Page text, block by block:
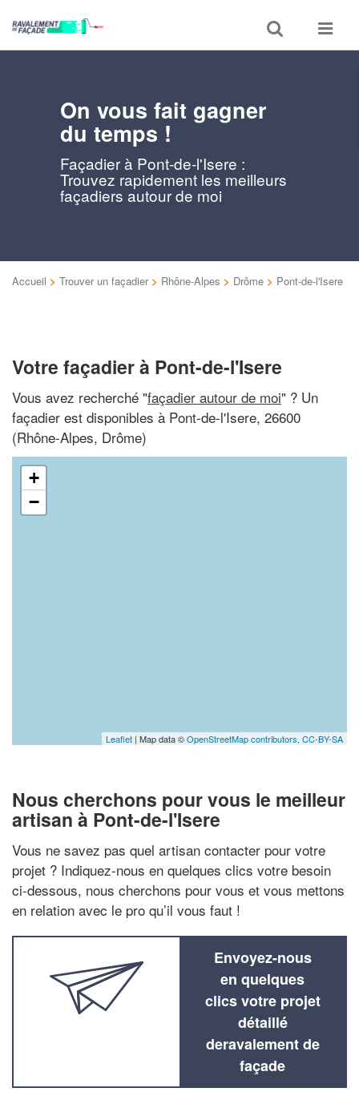
Toggle
search
Toggle
On vous fait gagner
du temps !
Façadier à Pont-de-l'Isere :
Trouvez rapidement les meilleurs
façadiers autour de moi
Accueil > Trouver un façadier > Rhône-Alpes > Drôme > Pont-de-l'Isere
Votre façadier à Pont-de-l'Isere
Vous avez recherché "façadier autour de moi" ? Un
façadier est disponibles à Pont-de-l'Isere, 26600
(Rhône-Alpes, Drôme)
+
−
Leaflet | Map data ©OpenStreetMap contributors, CC-BY-SA
Nous cherchons pour vous le meilleur
artisan à Pont-de-l'Isere
Vous ne savez pas quel artisan contacter pour votre
projet ? Indiquez-nous en quelques clics votre besoin
ci-dessous, nous cherchons pour vous et vous mettons
en relation avec le pro qu’il vous faut !
Envoyez-nous
en quelques
clics votre projet
détaillé
deravalement de
façade